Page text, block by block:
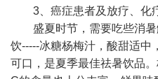
3、癌症患者及放疗、化
盛夏时节，需要吃些消
饮-----冰糖杨梅汁，酸甜适中
可口，是夏季最佳祛暑饮品